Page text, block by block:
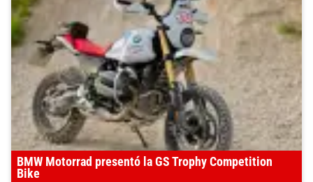
BMW Motorrad presentó la GS Trophy Competition
Bike